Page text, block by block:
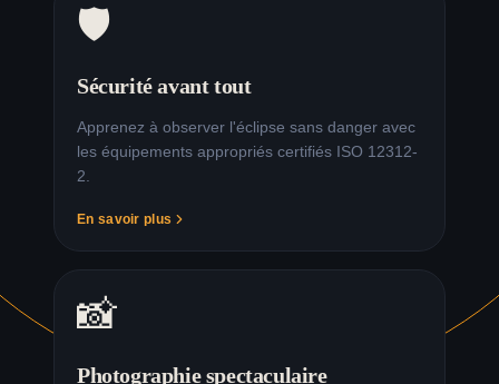
🛡️
Sécurité avant tout
Apprenez à observer l'éclipse sans danger avec
les équipements appropriés certifiés ISO 12312-
2.
En savoir plus
📸
Photographie spectaculaire